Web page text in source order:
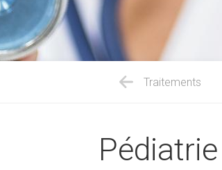
Traitements
Pédiatrie